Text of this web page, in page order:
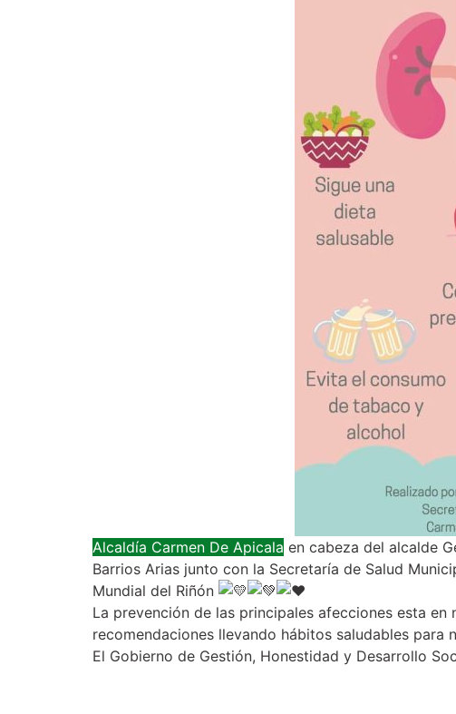
Alcaldía Carmen De Apicala en cabeza del alcalde
Barrios Arias junto con la Secretaría de Salud
Mundial del Riñón
La prevención de las principales afecciones esta en
recomendaciones llevando hábitos saludables para
El Gobierno de Gestión, Honestidad y Desarrollo